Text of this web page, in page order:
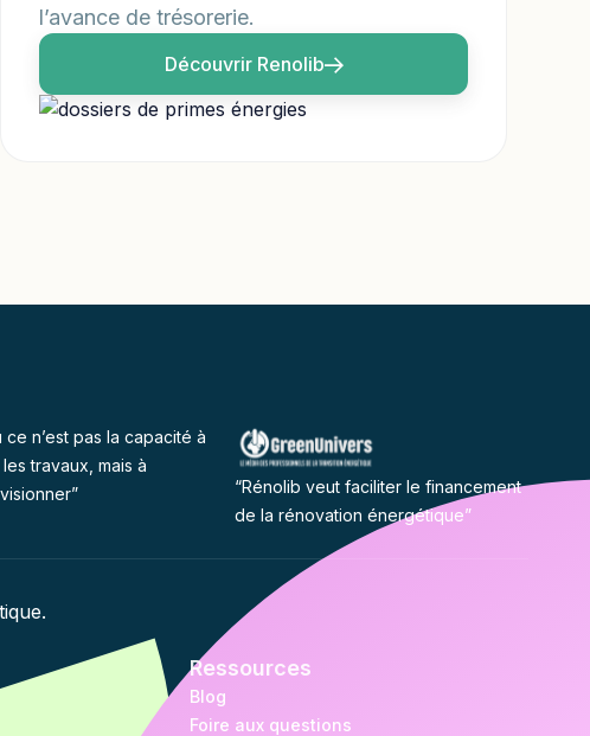
l’avance de trésorerie.
Découvrir Renolib
ce n’est pas la capacité à
travaux, mais à
“Rénolib veut faciliter le financement
de la rénovation énergétique”
Ressources
Blog
Foire aux questions